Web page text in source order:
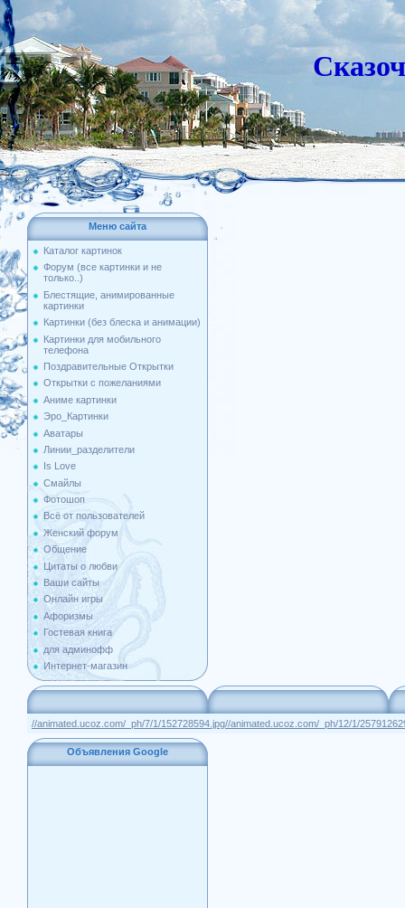
Меню сайта
Каталог картинок
Форум (все картинки и не
только..)
Блестящие, анимированные
картинки
Картинки (без блеска и анимации)
Картинки для мобильного
телефона
Поздравительные Открытки
Открытки с пожеланиями
Аниме картинки
Эро_Картинки
Аватары
Линии_разделители
Is Love
Смайлы
Фотошоп
Всё от пользователей
Женский форум
Общение
Цитаты о любви
Ваши сайты
Онлайн игры
Афоризмы
Гостевая книга
для админофф
Интернет-магазин
//animated.ucoz.com/_ph/7/1/152728594.jpg//animated.ucoz.com/_ph/12/1/
Объявления Google